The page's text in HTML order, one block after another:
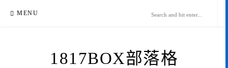
MENU
1817BOX部落格